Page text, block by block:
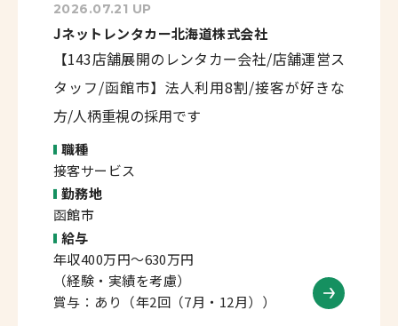
2026.07.21 UP
Jネットレンタカー北海道株式会社
【143店舗展開のレンタカー会社/店舗運営ス
タッフ/函館市】法人利用8割/接客が好きな
方/人柄重視の採用です
職種
接客サービス
勤務地
函館市
給与
年収400万円～630万円
（経験・実績を考慮）
賞与：あり（年2回（7月・12月））